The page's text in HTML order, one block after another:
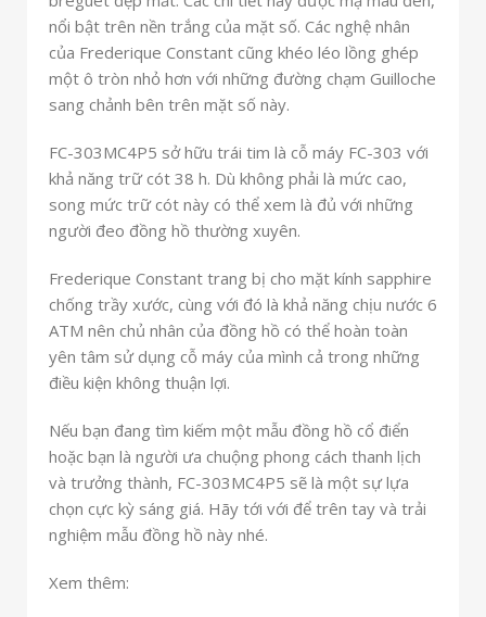
nổi bật trên nền trắng của mặt số. Các nghệ nhân
của Frederique Constant cũng khéo léo lồng ghép
một ô tròn nhỏ hơn với những đường chạm Guilloche
sang chảnh bên trên mặt số này.
FC-303MC4P5 sở hữu trái tim là cỗ máy FC-303 với
khả năng trữ cót 38 h. Dù không phải là mức cao,
song mức trữ cót này có thể xem là đủ với những
người đeo đồng hồ thường xuyên.
Frederique Constant trang bị cho mặt kính sapphire
chống trầy xước, cùng với đó là khả năng chịu nước 6
ATM nên chủ nhân của đồng hồ có thể hoàn toàn
yên tâm sử dụng cỗ máy của mình cả trong những
điều kiện không thuận lợi.
Nếu bạn đang tìm kiếm một mẫu đồng hồ cổ điển
hoặc bạn là người ưa chuộng phong cách thanh lịch
và trưởng thành, FC-303MC4P5 sẽ là một sự lựa
chọn cực kỳ sáng giá. Hãy tới với để trên tay và trải
nghiệm mẫu đồng hồ này nhé.
Xem thêm: